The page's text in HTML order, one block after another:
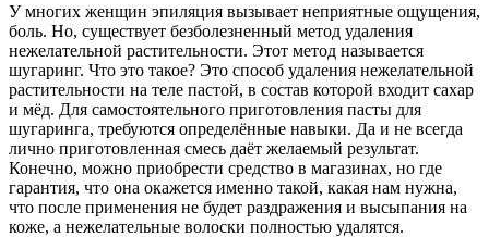
У многих женщин эпиляция вызывает неприятные ощущения,
боль. Но, существует безболезненный метод удаления
нежелательной растительности. Этот метод называется
шугаринг. Что это такое? Это способ удаления нежелательной
растительности на теле пастой, в состав которой входит сахар
и мёд. Для самостоятельного приготовления пасты для
шугаринга, требуются определённые навыки. Да и не всегда
лично приготовленная смесь даёт желаемый результат.
Конечно, можно приобрести средство в магазинах, но где
гарантия, что она окажется именно такой, какая нам нужна,
что после применения не будет раздражения и высыпания на
коже, а нежелательные волоски полностью удалятся.